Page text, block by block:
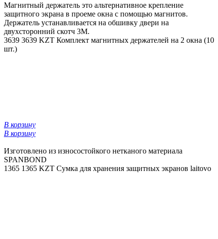
Магнитный держатель это альтернативное крепление
защитного экрана в проеме окна с помощью магнитов.
Держатель устанавливается на обшивку двери на
двухсторонний скотч 3М.
3639 3639 KZT Комплект магнитных держателей на 2 окна (10
шт.)
В корзину
В корзину
Изготовлено из износостойкого нетканого материала
SPANBOND
1365 1365 KZT Сумка для хранения защитных экранов laitovo